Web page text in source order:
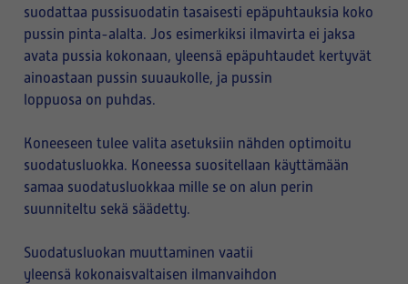
suodattaa pussisuodatin tasaisesti epäpuhtauksia koko
pussin pinta-alalta. Jos esimerkiksi ilmavirta ei jaksa
avata pussia kokonaan, yleensä epäpuhtaudet kertyvät
ainoastaan pussin suuaukolle, ja pussin
loppuosa on puhdas.
Koneeseen tulee valita asetuksiin nähden optimoitu
suodatusluokka. Koneessa suositellaan käyttämään
samaa suodatusluokkaa mille se on alun perin
suunniteltu sekä säädetty.
Suodatusluokan muuttaminen vaatii
yleensä kokonaisvaltaisen ilmanvaihdon